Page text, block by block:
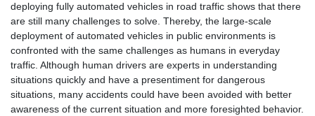
deploying fully automated vehicles in road traffic shows that there
are still many challenges to solve. Thereby, the large-scale
deployment of automated vehicles in public environments is
confronted with the same challenges as humans in everyday
traffic. Although human drivers are experts in understanding
situations quickly and have a presentiment for dangerous
situations, many accidents could have been avoided with better
awareness of the current situation and more foresighted behavior.